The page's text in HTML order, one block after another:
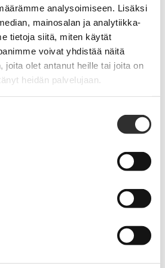
analysoimiseen. Lisäksi
mainosalan ja analytiikka-
tietoja siitä, miten käytät
voivat yhdistää näitä
joita olet antanut heille tai joita on
heidän palvelujaan.
2027
10.–